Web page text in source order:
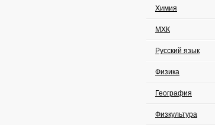
Химия
МХК
Русский язык
Физика
География
Физкультура